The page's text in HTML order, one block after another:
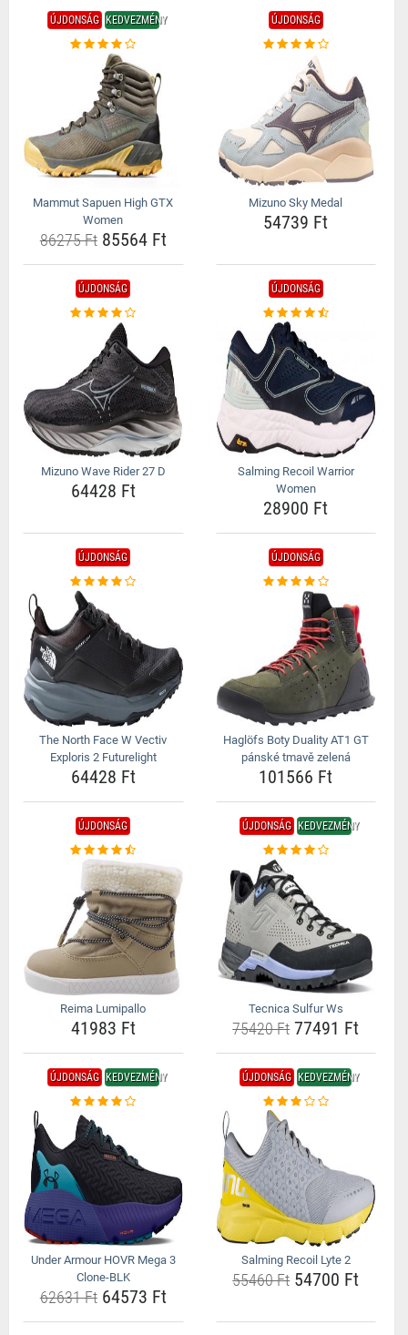
ÚJDONSÁG KEDVEZMÉNY
Mammut Sapuen High GTX
Women
86275 Ft85564 Ft
ÚJDONSÁG
Mizuno Sky Medal
54739 Ft
ÚJDONSÁG
Mizuno Wave Rider 27 D
64428 Ft
ÚJDONSÁG
Salming Recoil Warrior
Women
28900 Ft
ÚJDONSÁG
The North Face W Vectiv
Exploris 2 Futurelight
64428 Ft
ÚJDONSÁG
Haglöfs Boty Duality AT1 GT
pánské tmavě zelená
101566 Ft
ÚJDONSÁG
Reima Lumipallo
41983 Ft
ÚJDONSÁG KEDVEZMÉNY
Tecnica Sulfur Ws
75420 Ft77491 Ft
ÚJDONSÁG KEDVEZMÉNY
Under Armour HOVR Mega 3
Clone-BLK
62631 Ft64573 Ft
ÚJDONSÁG KEDVEZMÉNY
Salming Recoil Lyte 2
55460 Ft54700 Ft